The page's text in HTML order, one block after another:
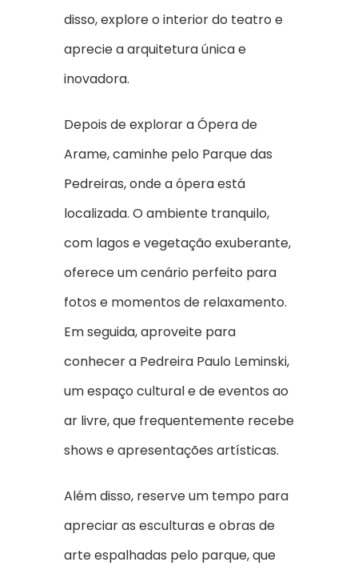
disso, explore o interior do teatro e
aprecie a arquitetura única e
inovadora.
Depois de explorar a Ópera de
Arame, caminhe pelo Parque das
Pedreiras, onde a ópera está
localizada. O ambiente tranquilo,
com lagos e vegetação exuberante,
oferece um cenário perfeito para
fotos e momentos de relaxamento.
Em seguida, aproveite para
conhecer a Pedreira Paulo Leminski,
um espaço cultural e de eventos ao
ar livre, que frequentemente recebe
shows e apresentações artísticas.
Além disso, reserve um tempo para
apreciar as esculturas e obras de
arte espalhadas pelo parque, que